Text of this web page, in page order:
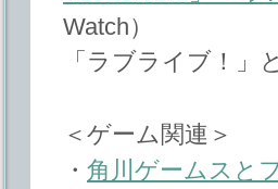
Watch）
「ラブライブ！
＜ゲーム関連＞
・ 角川ゲームスと